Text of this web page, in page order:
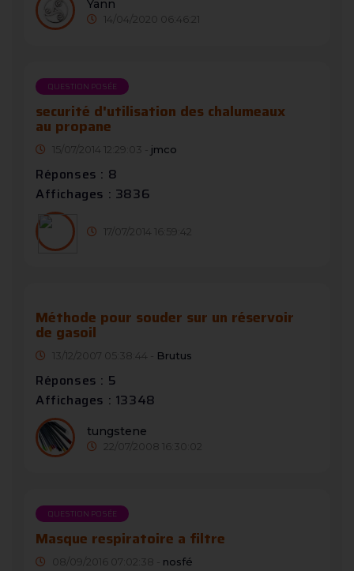
Yann
14/04/2020 06:46:21
QUESTION POSÉE
securité d'utilisation des chalumeaux
au propane
15/07/2014 12:29:03 - jmco
Réponses : 8
Affichages : 3836
17/07/2014 16:59:42
Méthode pour souder sur un réservoir
de gasoil
13/12/2007 05:38:44 - Brutus
Réponses : 5
Affichages : 13348
tungstene
22/07/2008 16:30:02
QUESTION POSÉE
Masque respiratoire a filtre
08/09/2016 07:02:38 - nosfé